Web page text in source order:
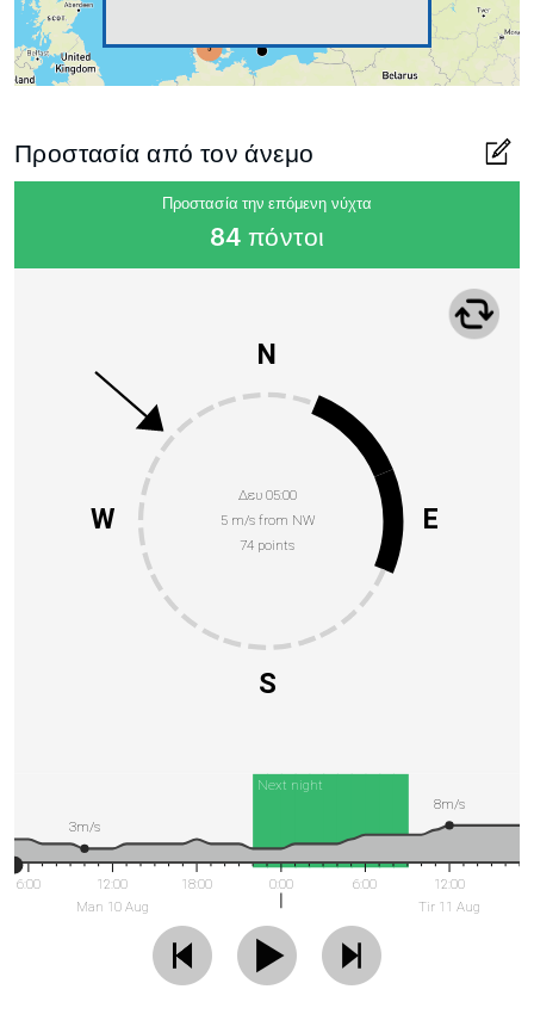
Προστασία από τον άνεμο
Προστασία την επόμενη νύχτα
84 πόντοι
Δευ 05:00
5 m/s from NW
74 points
N
E
S
W
Next night
6:00
12:00
Man 10 Aug
18:00 0:00 6:00
12:00
Tir 11 Aug
8m/s
3m/s